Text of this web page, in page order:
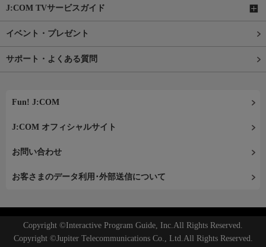
J:COM TVサービスガイド
イベント・プレゼント
サポート・よくある質問
Fun! J:COM
J:COM オフィシャルサイト
お問い合わせ
お客さまのデータ利用･外部送信について
Copyright ©Interactive Program Guide, Inc.All Rights Reserved.
Copyright ©Jupiter Telecommunications Co., Ltd.All Rights Reserved.